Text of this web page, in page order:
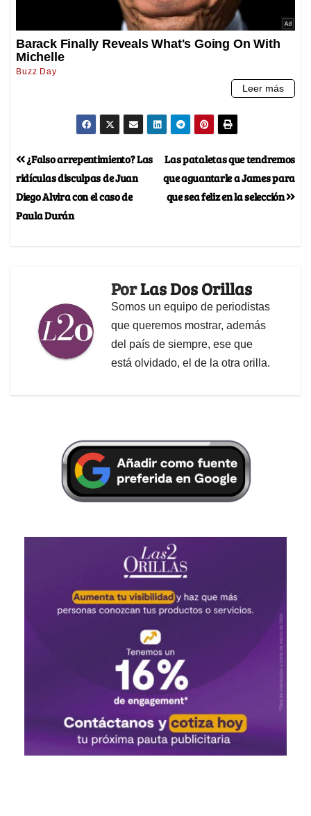
Las pataletas que tendremos
que aguantarle a James para
que sea feliz en la selección
¿Falso arrepentimiento? Las
ridículas disculpas de Juan
Diego Alvira con el caso de
Paula Durán
PorLas Dos Orillas
Somos un equipo de periodistas
que queremos mostrar, además
del país de siempre, ese que
está olvidado, el de la otra orilla.